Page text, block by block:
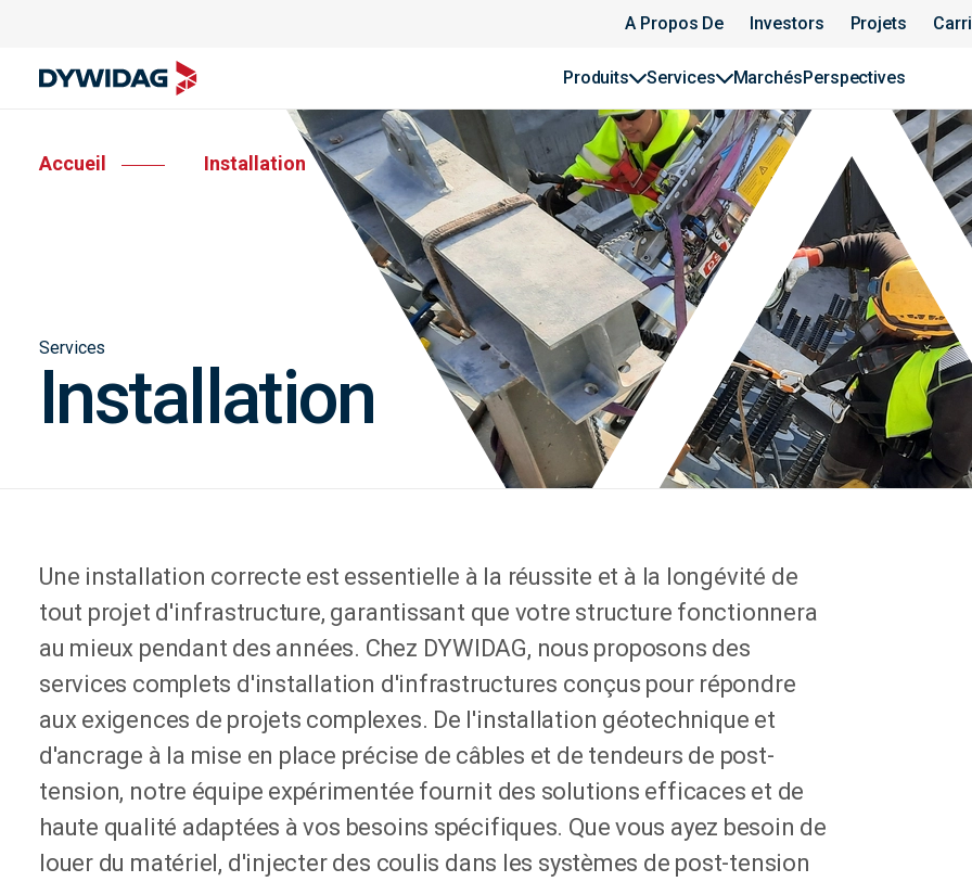
A Propos De Investors Projets
Produits Services MarchésPerspectives
Accueil Installation
Services
Installation
Une installation correcte est essentielle à la réussite et à la longévité de
tout projet d'infrastructure, garantissant que votre structure fonctionnera
au mieux pendant des années. Chez DYWIDAG, nous proposons des
services complets d'installation d'infrastructures conçus pour répondre
aux exigences de projets complexes. De l'installation géotechnique et
d'ancrage à la mise en place précise de câbles et de tendeurs de post-
tension, notre équipe expérimentée fournit des solutions efficaces et de
haute qualité adaptées à vos besoins spécifiques. Que vous ayez besoin de
louer du matériel, d'injecter des coulis dans les systèmes de post-tension